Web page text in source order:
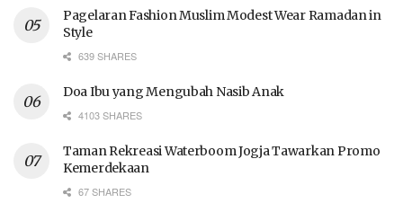
Pagelaran Fashion Muslim Modest Wear Ramadan in
Style
639 SHARES
Doa Ibu yang Mengubah Nasib Anak
4103 SHARES
Taman Rekreasi Waterboom Jogja Tawarkan Promo
Kemerdekaan
67 SHARES